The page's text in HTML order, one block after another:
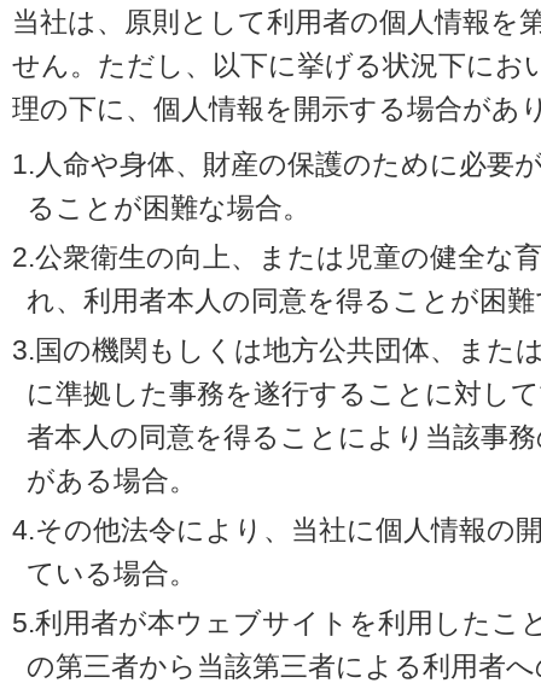
当社は、原則として利用者の個人情報を
せん。ただし、以下に挙げる状況下にお
理の下に、個人情報を開示する場合があ
1.人命や身体、財産の保護のために必要
ることが困難な場合。
2.公衆衛生の向上、または児童の健全な
れ、利用者本人の同意を得ることが困
3.国の機関もしくは地方公共団体、また
に準拠した事務を遂行することに対し
者本人の同意を得ることにより当該事
がある場合。
4.その他法令により、当社に個人情報の
ている場合。
5.利用者が本ウェブサイトを利用したこ
の第三者から当該第三者による利用者